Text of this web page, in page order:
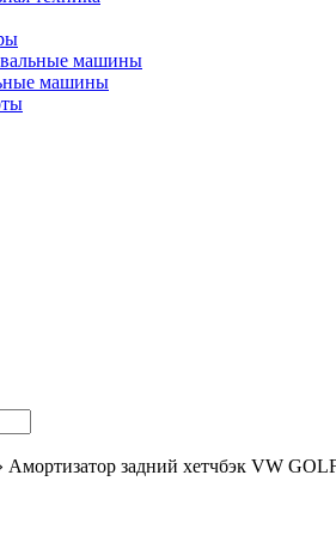
машины
машины
Амортизатор задний хетчбэк VW